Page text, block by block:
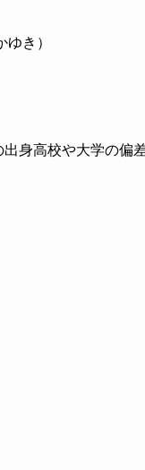
き）
身高校や大学の偏